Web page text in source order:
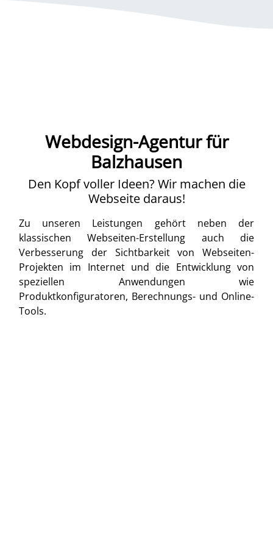
Webdesign-Agentur für
Balzhausen
Den Kopf voller Ideen? Wir machen die
Webseite daraus!
Zu unseren Leistungen gehört neben der
klassischen Webseiten-Erstellung auch die
Verbesserung der Sichtbarkeit von Webseiten-
Projekten im Internet und die Entwicklung von
speziellen Anwendungen wie
Produktkonfiguratoren, Berechnungs- und Online-
Tools.